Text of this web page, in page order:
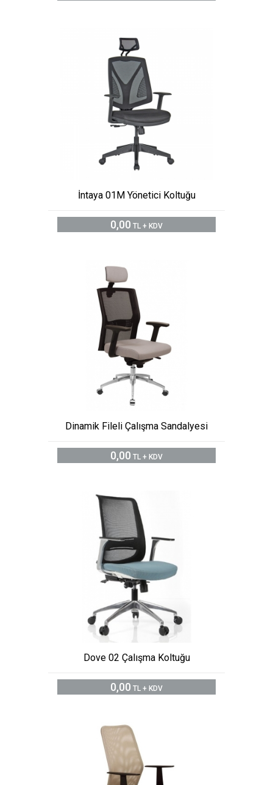
İntaya 01M Yönetici Koltuğu
0,00 TL + KDV
Dinamik Fileli Çalışma Sandalyesi
0,00 TL + KDV
Dove 02 Çalışma Koltuğu
0,00 TL + KDV